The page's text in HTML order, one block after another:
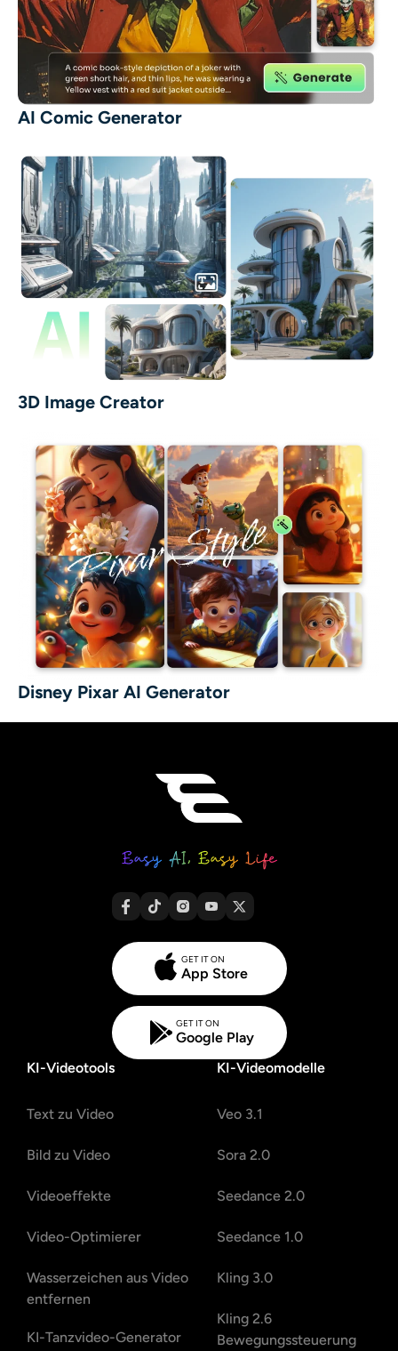
AI Comic Generator
3D Image Creator
Disney Pixar AI Generator
GET IT ON
App Store
GET IT ON
Google Play
KI-Videotools
Text zu Video
Bild zu Video
Videoeffekte
Video-Optimierer
Wasserzeichen aus Video
entfernen
KI-Tanzvideo-Generator
KI-Videomodelle
Veo 3.1
Sora 2.0
Seedance 2.0
Seedance 1.0
Kling 3.0
Kling 2.6
Bewegungssteuerung